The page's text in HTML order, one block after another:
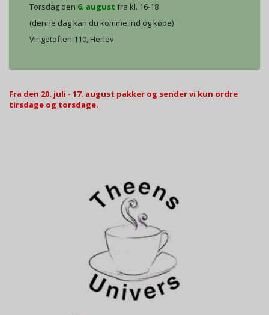
Torsdag den 6. august fra kl. 16-18
(denne dag kan du komme ind og købe)
Vingetoften 110, Herlev
Fra den 20. juli - 17. august pakker og sender vi kun ordre
tirsdage og torsdage.